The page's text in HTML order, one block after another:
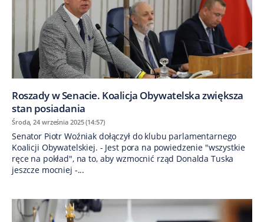
Roszady w Senacie. Koalicja Obywatelska zwiększa
stan posiadania
Środa, 24 września 2025 (14:57)
Senator Piotr Woźniak dołączył do klubu parlamentarnego
Koalicji Obywatelskiej. - Jest pora na powiedzenie "wszystkie
ręce na pokład", na to, aby wzmocnić rząd Donalda Tuska
jeszcze mocniej -...